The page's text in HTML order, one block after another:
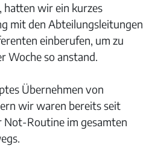
hatten wir ein kurzes
mit den Abteilungsleitungen
einberufen, um zu
Woche so anstand.
Übernehmen von
wir waren bereits seit
Not-Routine im gesamten